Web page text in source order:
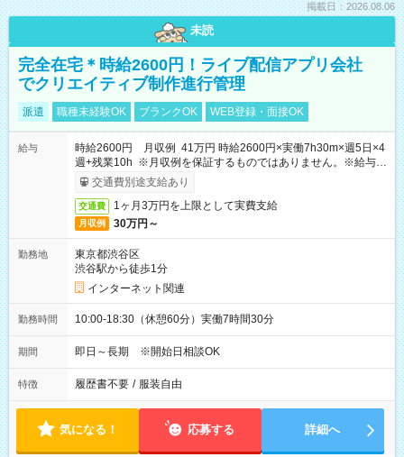
掲載日：2026.08.06
未読
完全在宅＊時給2600円！ライブ配信アプリ会社
でクリエイティブ制作進行管理
派遣 職種未経験OK ブランクOK WEB登録・面接OK
給与
時給2600円 月収例 41万円 時給2600円×実働7h30m×週5日×4
週+残業10h ※月収例を保証するものではありません。※給与即
受取りサービス利用可（利用条件有）
交通費別途支給あり
交通費 1ヶ月3万円を上限として実費支給
月収例 30万円～
勤務地
東京都渋谷区
渋谷駅から徒歩1分
インターネット関連
勤務時間 10:00-18:30（休憩60分）実働7時間30分
期間 即日～長期 ※開始日相談OK
特徴 履歴書不要 / 服装自由
気になる！ 応募する 詳細へ